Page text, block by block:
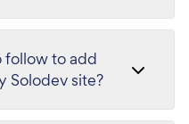
follow to add
Solodev site?